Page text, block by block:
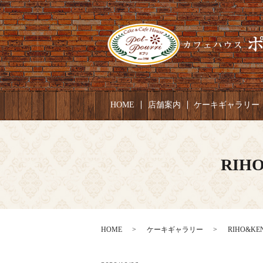
HOME 店舗案内 ケーキギャラリー
HOME ケーキギャラリー